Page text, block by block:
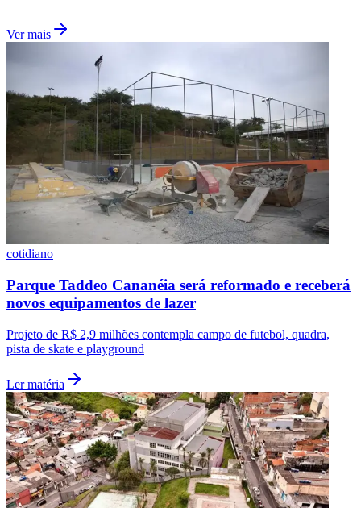
Palmeiras
Ver mais
cotidiano
Parque Taddeo Cananéia será reformado e receberá
novos equipamentos de lazer
Projeto de R$ 2,9 milhões contempla campo de futebol, quadra,
pista de skate e playground
Ler matéria